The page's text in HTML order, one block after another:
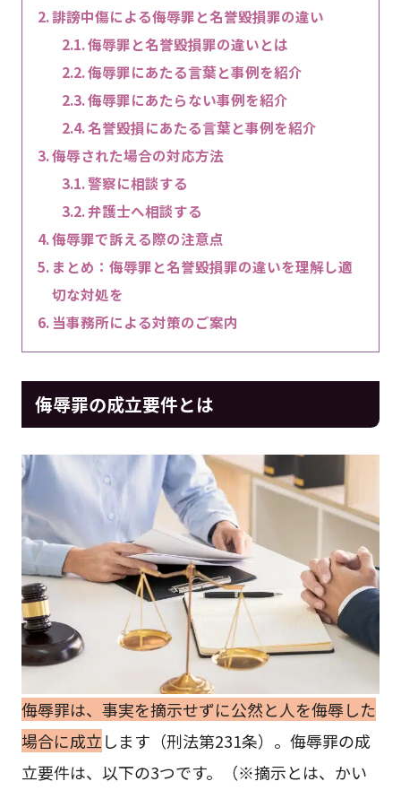
誹謗中傷による侮辱罪と名誉毀損罪の違い
侮辱罪と名誉毀損罪の違いとは
侮辱罪にあたる言葉と事例を紹介
侮辱罪にあたらない事例を紹介
名誉毀損にあたる言葉と事例を紹介
侮辱された場合の対応方法
警察に相談する
弁護士へ相談する
侮辱罪で訴える際の注意点
まとめ：侮辱罪と名誉毀損罪の違いを理解し適
切な対処を
当事務所による対策のご案内
侮辱罪の成立要件とは
侮辱罪は、事実を摘示せずに公然と人を侮辱した
場合に成立します（刑法第231条）。侮辱罪の成
立要件は、以下の3つです。（※摘示とは、かい